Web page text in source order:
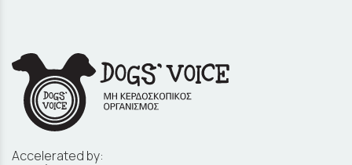
Accelerated by: